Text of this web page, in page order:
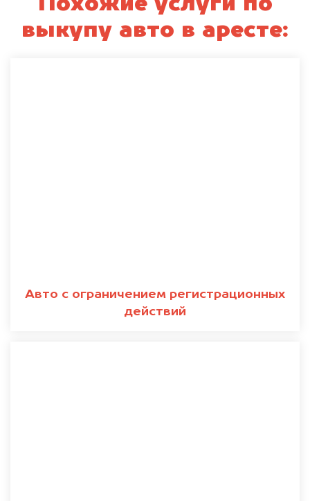
Похожие услуги по
выкупу авто в аресте:
Авто с ограничением регистрационных
действий